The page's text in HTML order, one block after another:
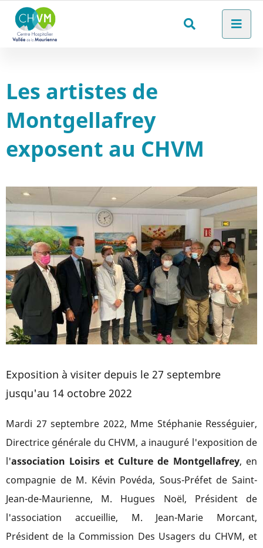
Aller à la recherche
Rechercher
Les artistes de
Montgellafrey
exposent au CHVM
Exposition à visiter depuis le 27 septembre
jusqu'au 14 octobre 2022
Mardi 27 septembre 2022, Mme Stéphanie Rességuier,
Directrice générale du CHVM, a inauguré l'exposition de
l'association Loisirs et Culture de Montgellafrey, en
compagnie de M. Kévin Povéda, Sous-Préfet de Saint-
Jean-de-Maurienne, M. Hugues Noël, Président de
l'association accueillie, M. Jean-Marie Morcant,
Président de la Commission Des Usagers du CHVM, et